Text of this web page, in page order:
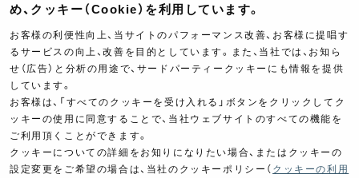
ヨシムラTV
イベント情報
イベントスケジュール
ツーリングブレイクタイム
製品ポスター
め、クッキー（Cookie）を利用しています。
お客様の利便性向上、当サイトのパフォーマンス改善、お客様に提唱す
るサービスの向上、改善を目的としています。また、当社では、お知ら
せ（広告）と分析の用途で、サードパーティークッキーにも情報を提供
しています。
お客様は、「すべてのクッキーを受け入れる」ボタンをクリックしてク
ッキーの使用に同意することで、当社ウェブサイトのすべての機能を
ご利用頂くことができます。
クッキーについての詳細をお知りになりたい場合、またはクッキーの
設定変更をご希望の場合は、当社のクッキーポリシー（ クッキーの利用